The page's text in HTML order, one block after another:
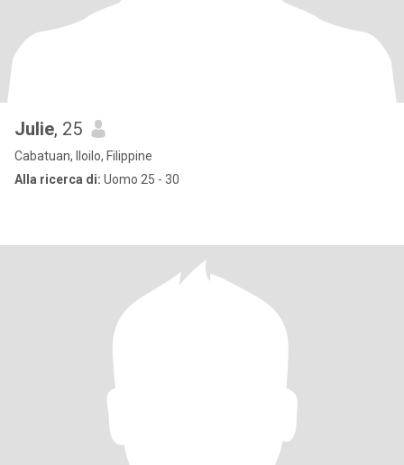
Julie, 25
Cabatuan, Iloilo, Filippine
Alla ricerca di: Uomo 25 - 30